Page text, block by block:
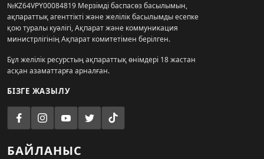
№KZ64VPY00084819 Мерзімді баспасөз басылымын,
ақпараттық агенттікті және желілік басылымды есепке
қою туралы куәлігі, Ақпарат және коммуникация
министрлігінің Ақпарат комитетімен берілген.
Бұл желілік ресурстың ақпараттық өнімдері 18 жастан
асқан азаматтарға арналған.
БІЗГЕ ЖАЗЫЛУ
БАЙЛАНЫС